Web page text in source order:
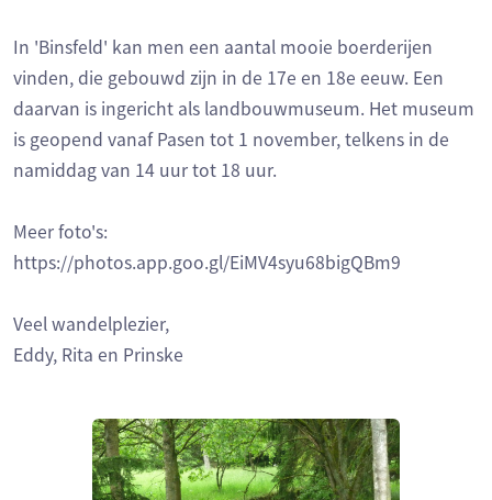
In 'Binsfeld' kan men een aantal mooie boerderijen
vinden, die gebouwd zijn in de 17e en 18e eeuw. Een
daarvan is ingericht als landbouwmuseum. Het museum
is geopend vanaf Pasen tot 1 november, telkens in de
namiddag van 14 uur tot 18 uur.
Meer foto's:
https://photos.app.goo.gl/EiMV4syu68bigQBm9
Veel wandelplezier,
Eddy, Rita en Prinske